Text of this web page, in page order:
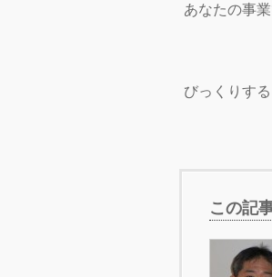
あなたの事
びっくりす
この記